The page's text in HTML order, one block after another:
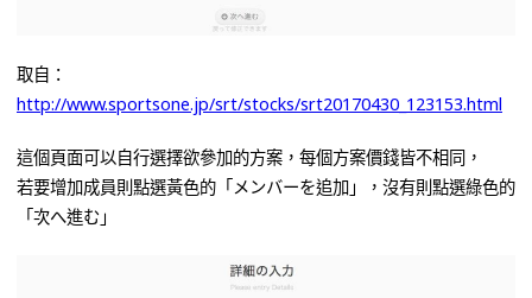
取自：
http://www.sportsone.jp/srt/stocks/srt20170430_123153.html
這個頁面可以自行選擇欲參加的方案，每個方案價錢皆不相同，
若要增加成員則點選黃色的「メンバーを追加」，沒有則點選綠色的
「次へ進む」